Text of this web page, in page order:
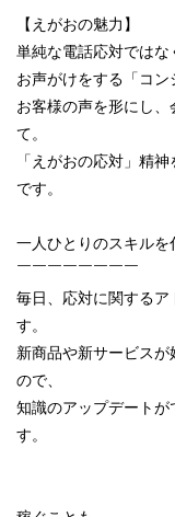
【えがおの魅力】
単純な電話応対では
お声がけをする「コン
お客様の声を形にし
て。
「えがおの応対」精
です。
一人ひとりのスキルを
￣￣￣￣￣￣￣￣
毎日、応対に関する
す。
新商品や新サービス
ので、
知識のアップデートが
す。